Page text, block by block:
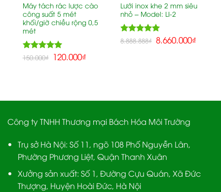
Máy tách rác lược cào
công suất 5 mét
khối/giờ chiều rộng 0,5
mét
Rated5.00
150.000₫ 120.000₫
Lưới inox khe 2 mm siêu
nhỏ – Model: LI-2
Rated5.00
8.888.888₫ 8.660.000₫
Công ty TNHH Thương mại Bách Hóa Môi Trường
Trụ sở Hà Nội: Số 11, ngõ 108 Phố Nguyễn Lân,
Phường Phương Liệt, Quận Thanh Xuân
Xưởng sản xuất: Số 1, Đường Cựu Quán, Xã Đức
Thượng, Huyện Hoài Đức, Hà Nội